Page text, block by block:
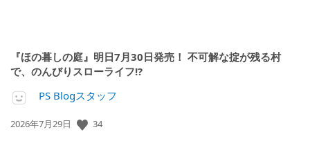
『ほの暮しの庭』明日7月30日発売！ 不可解な掟が残る村
で、のんびりスローライフ!?
PS Blogスタッフ
公
2026年7月29日 34